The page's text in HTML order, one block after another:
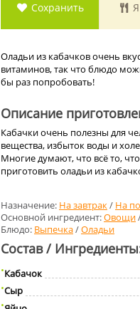
Сохранить
Оладьи из кабачков очень
витаминов, так что блюдо
бы раз попробовать!
Описание
Кабачки очень полезны для
вещества, избыток воды и
Многие думают, что всё то,
приготовить оладьи из
Назначение: На завтрак/ На
Основной ингредиент:Овощи
Блюдо: Выпечка/Оладьи
Состав /
Кабачок
Сыр